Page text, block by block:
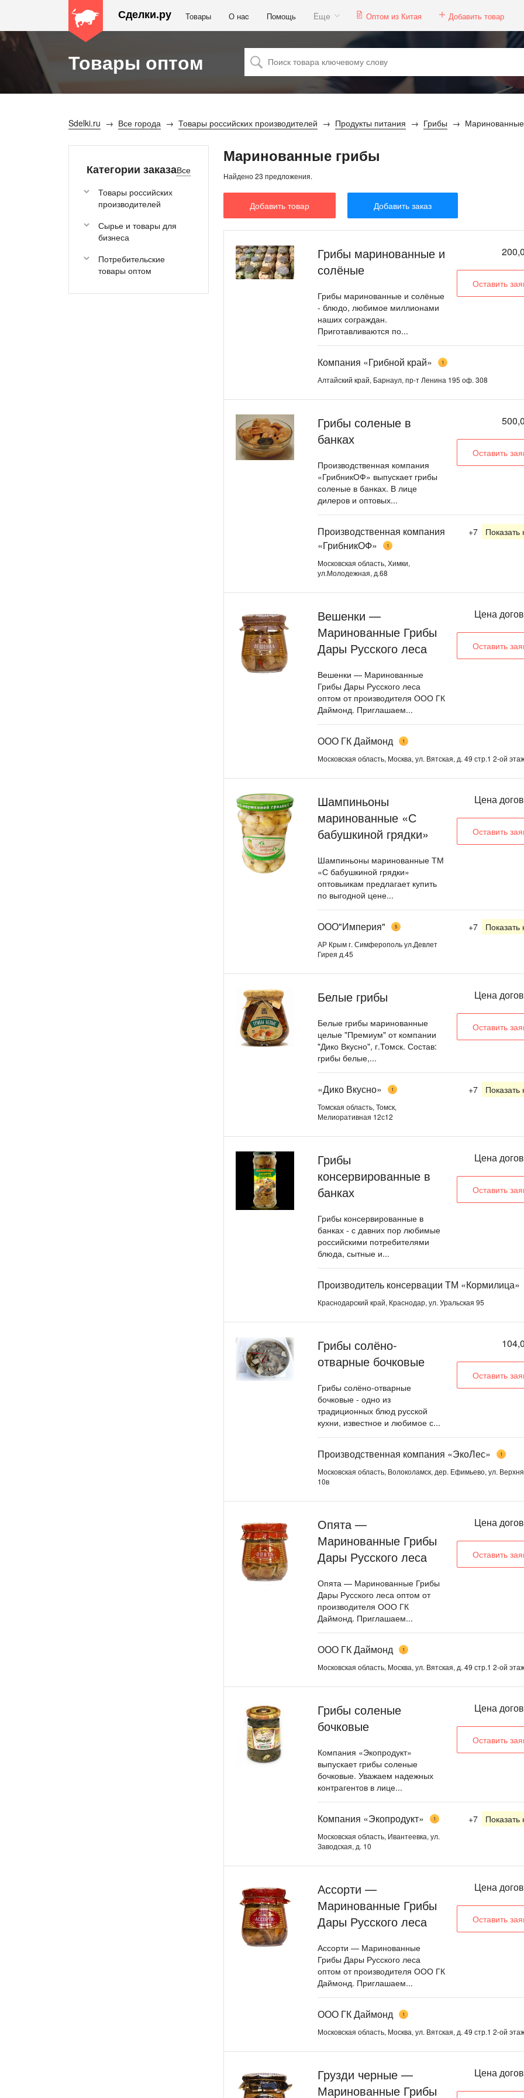
Сделки.ру Товары О наc Помощь Eще Оптом из Китая Добавить товар
Товары оптом
Sdelki.ru Все города Товары российских производителей Продукты питания Грибы
Категории заказаВсе
Товары российских
производителей
Сырье и товары для
бизнеса
Потребительские
товары оптом
Маринованные грибы
Найдено 23 предложения.
Добавить товар Добавить заказ
Грибы маринованные и
солёные
Грибы маринованные и солёные
- блюдо, любимое миллионами
наших сограждан.
Приготавливаются по...
Оставить
Компания «Грибной край» 1
Алтайский край, Барнаул, пр-т Ленина 195 оф. 308
Грибы соленые в
банках
Производственная компания
«ГрибникОФ» выпускает грибы
соленые в банках. В лице
дилеров и оптовых...
Оставить
Производственная компания
«ГрибникОФ»
1
Московская область, Химки,
ул.Молодежная, д.68
+7
Вешенки —
Маринованные Грибы
Дары Русского леса
Вешенки — Маринованные
Грибы Дары Русского леса
оптом от производителя ООО ГК
Даймонд. Приглашаем...
Цена
Оставить
ООО ГК Даймонд 1
Московская область, Москва, ул. Вятская, д. 49 стр.1 2-ой
Шампиньоны
маринованные «С
бабушкиной грядки»
Шампиньоны маринованные ТМ
«С бабушкиной грядки»
оптовыикам предлагает купить
по выгодной цене...
Цена
Оставить
ООО"Империя" 5
АР Крым г. Симферополь ул.Девлет
Гирея д.45
+7
Белые грибы
Белые грибы маринованные
целые "Премиум" от компании
"Дико Вкусно", г.Томск. Состав:
грибы белые,...
Цена
Оставить
«Дико Вкусно» 1
Томская область, Томск,
Мелиоративная 12с12
+7
Грибы
консервированные в
банках
Грибы консервированные в
банках - с давних пор любимые
российскими потребителями
блюда, сытные и...
Цена
Оставить
Производитель консервации ТМ «Кормилица»
Краснодарский край, Краснодар, ул. Уральская 95
Грибы солёно-
отварные бочковые
Грибы солёно-отварные
бочковые - одно из
традиционных блюд русской
кухни, известное и любимое с...
Оставить
Производственная компания «ЭкоЛес» 1
Московская область, Волоколамск, дер. Ефимьево, ул.
10в
Опята —
Маринованные Грибы
Дары Русского леса
Опята — Маринованные Грибы
Дары Русского леса оптом от
производителя ООО ГК
Даймонд. Приглашаем...
Цена
Оставить
ООО ГК Даймонд 1
Московская область, Москва, ул. Вятская, д. 49 стр.1 2-ой
Грибы соленые
бочковые
Компания «Экопродукт»
выпускает грибы соленые
бочковые. Уважаем надежных
контрагентов в лице...
Цена
Оставить
Компания «Экопродукт» 1
Московская область, Ивантеевка, ул.
Заводская, д. 10
+7
Ассорти —
Маринованные Грибы
Дары Русского леса
Ассорти — Маринованные
Грибы Дары Русского леса
оптом от производителя ООО ГК
Даймонд. Приглашаем...
Цена
Оставить
ООО ГК Даймонд 1
Московская область, Москва, ул. Вятская, д. 49 стр.1 2-ой
Грузди черные —
Маринованные Грибы
Цена